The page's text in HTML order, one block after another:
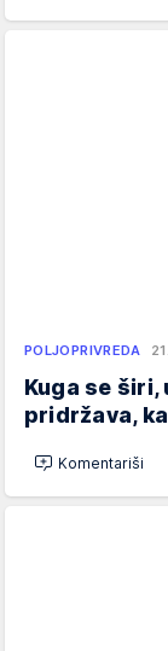
POLJOPRIVREDA
Kuga se širi,
pridržava,
Komentariši